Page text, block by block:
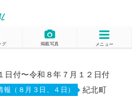
グ 掲載写真 メニュー
日付〜令和８年７月１２日付
報（８月３日、４日） 紀北町